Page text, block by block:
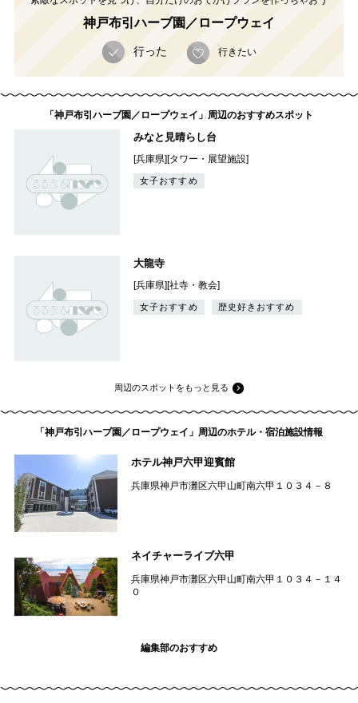
神戸布引ハーブ園／ロープウェイ
行った 行きたい
「神戸布引ハーブ園／ロープウェイ」周辺のおすすめスポット
みなと見晴らし台
[兵庫県][タワー・展望施設]
女子おすすめ
大龍寺
[兵庫県][社寺・教会]
女子おすすめ 歴史好きおすすめ
周辺のスポットをもっと見る
「神戸布引ハーブ園／ロープウェイ」周辺のホテル・宿泊施設情報
ホテル神戸六甲迎賓館
兵庫県神戸市灘区六甲山町南六甲１０３４－８
ネイチャーライブ六甲
兵庫県神戸市灘区六甲山町南六甲１０３４－１４
０
編集部のおすすめ